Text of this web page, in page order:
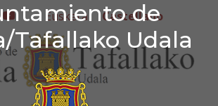
de
Tafallako Udala
de
youtube
Euskera Castellano